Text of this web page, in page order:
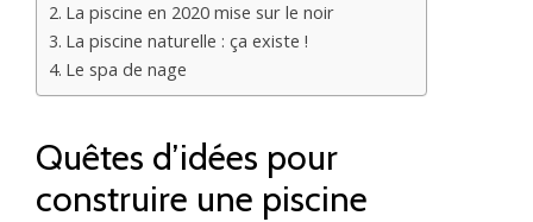
La piscine en 2020 mise sur le noir
La piscine naturelle : ça existe !
Le spa de nage
Quêtes d’idées pour
construire une piscine